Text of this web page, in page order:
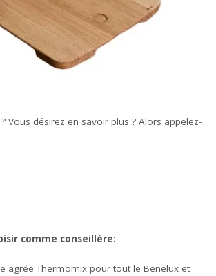
Vous désirez en savoir plus ? Alors appelez-
Lions
comme conseillère:
agrée Thermomix pour tout le Benelux et